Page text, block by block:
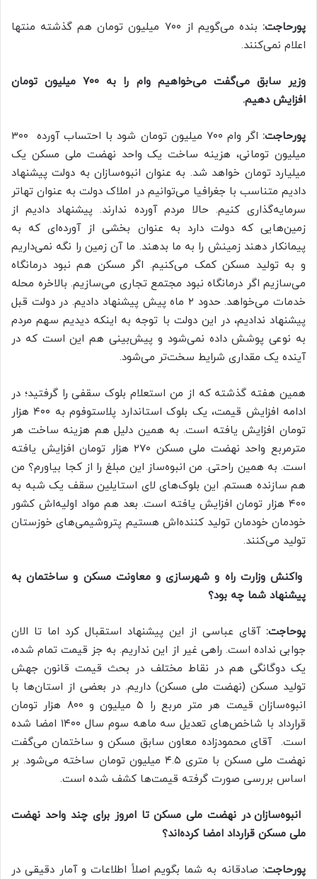
پورحاجت:
بنده می‌گویم از ۷۰۰ میلیون تومان هم گذشته منتها
اعلام نمی‌کنند.
وزیر سابق می‌گفت می‌خواهیم وام را به ۷۰۰ میلیون تومان
افزایش دهیم.
پورحاجت:
اگر وام ۷۰۰ میلیون تومان شود با احتساب آورده ۳۰۰
میلیون تومانی، هزینه ساخت یک واحد نهضت ملی مسکن یک
میلیارد تومان خواهد شد. به عنوان انبوه‌سازان به دولت پیشنهاد
دادیم متناسب با جغرافیا می‌توانیم در املاک دولت به عنوان تهاتر
سرمایه‌گذاری کنیم. حالا مردم آورده‌ ندارند. پیشنهاد دادیم از
زمین‌هایی که دولت دارد به عنوان بخشی از آورده‌ای که به
پیمانکار دهند زمینش را به ما بدهند. ما آن زمین را نگه نمی‌داریم
و به تولید مسکن کمک می‌کنیم. اگر مسکن هم نبود درمانگاه
می‌سازیم اگر درمانگاه نبود مجتمع تجاری می‌سازیم. بالاخره محله
خدمات می‌خواهد. حدود ۲ ماه پیش پیشنهاد دادیم. در دولت قبل
پیشنهاد ندادیم، در این دولت با توجه به اینکه دیدیم سهم مردم
به نوعی پوشش داده نمی‌شود و پیش‌بینی‌ هم این است که در
آینده یک مقداری شرایط سخت‌تر می‌شود.
همین هفته گذشته که از من استعلام بلوک سقفی را گرفتید؛ در
ادامه افزایش قیمت، یک بلوک استاندارد پلاستوفوم به ۴۰۰ هزار
تومان افزایش یافته است. به همین دلیل هم هزینه ساخت هر
مترمربع واحد نهضت ملی مسکن ۲۷۰ هزار تومان افزایش یافته
است. به همین راحتی. من انبوه‌ساز این مبلغ را از کجا بیاورم؟ من
هم سازنده هستم. این بلوک‌های لای استایلین سقف یک شبه به
۴۰۰ هزار تومان افزایش یافته است. بعد هم مواد اولیه‌اش کشور
خودمان خودمان تولید کننده‌اش هستیم پتروشیمی‌های خوزستان
تولید می‌کنند.
واکنش وزارت راه و شهرسازی و معاونت مسکن و ساختمان به
پیشنهاد شما چه بود؟
پوحاجت:آقای عباسی از این پیشنهاد استقبال کرد اما تا الان
جوابی نداده است. راهی غیر از این نداریم. به جز قیمت تمام شده،
یک دوگانگی هم در نقاط مختلف در بحث قیمت قانون جهش
تولید مسکن (نهضت ملی مسکن) داریم. در بعضی از استان‌ها با
انبوه‌سازان قیمت هر متر مربع را ۵ میلیون و ۸۰۰ هزار تومان
قرارداد با شاخص‌های تعدیل سه ماهه سوم سال ۱۴۰۰ امضا شده
است. آقای محمودزاده معاون سابق مسکن و ساختمان می‌گفت
نهضت ملی مسکن با متری ۴.۵ میلیون تومان ساخته می‌شود. بر
اساس بررسی صورت گرفته قیمت‌ها کشف شده است.
انبوه‌سازان در نهضت ملی مسکن تا امروز برای چند واحد نهضت
ملی مسکن قرارداد امضا کرده‌اند؟
پورحاجت: صادقانه به شما بگویم اصلاً اطلاعات و آمار دقیقی در